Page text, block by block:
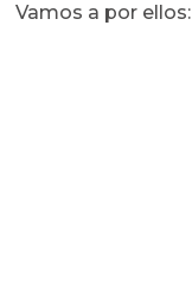
Vamos a por ellos: